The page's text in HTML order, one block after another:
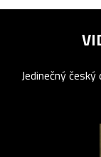
Jedinečný